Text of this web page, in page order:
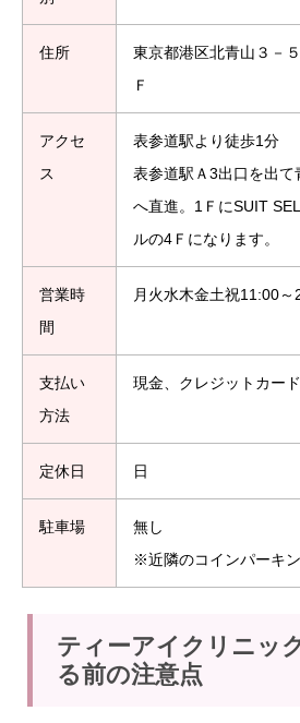
住所
東京都港区北青山３－
Ｆ
アクセ
ス
表参道駅より徒歩1分
表参道駅Ａ3出口を出て
へ直進。1ＦにSUIT
ルの4Ｆになります。
営業時
間
月火水木金土祝11:00～
支払い
方法
現金、クレジットカー
定休日 日
駐車場
無し
※近隣のコインパーキ
ティーアイクリニッ
る前の注意点